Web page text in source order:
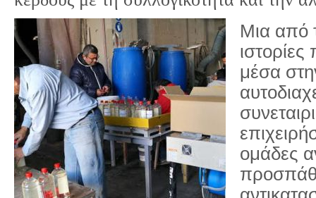
Μια από
μέσα
ομάδες